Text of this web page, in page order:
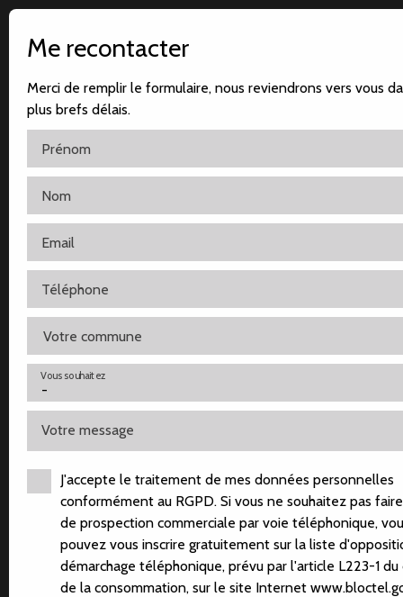
Accueil Notre agence Nos ventes Nos
T2 EN PLEIN COEUR D'AMIENS
125 000€ HAI
Me recontacter
Merci de remplir le formulaire, nous reviendrons vers vous
plus brefs délais.
Prénom
Nom
Email
Téléphone
Votre commune
-
Vous souhaitez
Votre message
J'accepte le traitement de mes données personnelles
conformément au RGPD. Si vous ne souhaitez pas
de prospection commerciale par voie téléphonique,
pouvez vous inscrire gratuitement sur la liste
démarchage téléphonique, prévu par l'article L223-1 du
de la consommation, sur le site Internet